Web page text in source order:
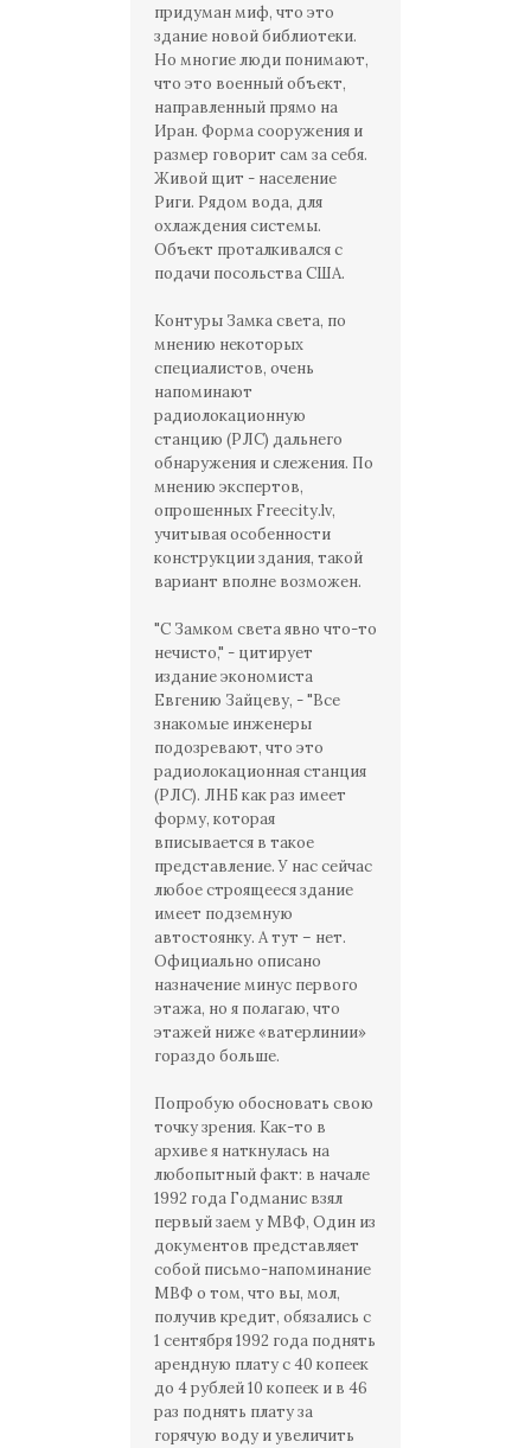
придуман миф, что это
здание новой библиотеки.
Но многие люди понимают,
что это военный объект,
направленный прямо на
Иран. Форма сооружения и
размер говорит сам за себя.
Живой щит - население
Риги. Рядом вода, для
охлаждения системы.
Объект проталкивался с
подачи посольства США.
Контуры Замка света, по
мнению некоторых
специалистов, очень
напоминают
радиолокационную
станцию (РЛС) дальнего
обнаружения и слежения. По
мнению экспертов,
опрошенных Freecity.lv,
учитывая особенности
конструкции здания, такой
вариант вполне возможен.
"С Замком света явно что-то
нечисто," - цитирует
издание экономиста
Евгению Зайцеву, - "Все
знакомые инженеры
подозревают, что это
радиолокационная станция
(РЛС). ЛНБ как раз имеет
форму, которая
вписывается в такое
представление. У нас сейчас
любое строящееся здание
имеет подземную
автостоянку. А тут – нет.
Официально описано
назначение минус первого
этажа, но я полагаю, что
этажей ниже «ватерлинии»
гораздо больше.
Попробую обосновать свою
точку зрения. Как-то в
архиве я наткнулась на
любопытный факт: в начале
1992 года Годманис взял
первый заем у МВФ, Один из
документов представляет
собой письмо-напоминание
МВФ о том, что вы, мол,
получив кредит, обязались с
1 сентября 1992 года поднять
арендную плату с 40 копеек
до 4 рублей 10 копеек и в 46
раз поднять плату за
горячую воду и увеличить